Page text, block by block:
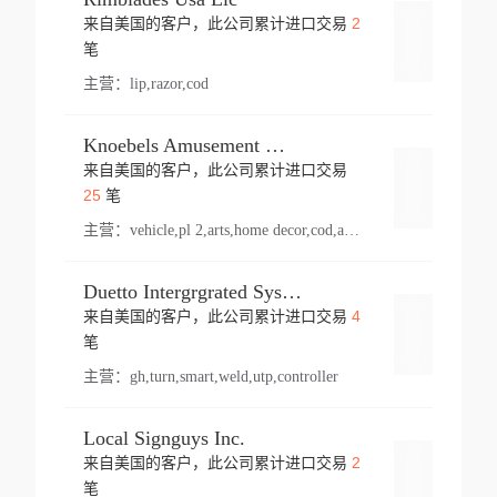
来自美国的客户，此公司累计进口交易 2
笔
主营： lip,razor,cod
Knoebels Amusement Resort
来自美国的客户，此公司累计进口交易
25笔
主营： vehicle,pl 2,arts,home decor,cod,amusement ride,sea
Duetto Intergrgrated Systems Inc.
来自美国的客户，此公司累计进口交易 4
笔
主营： gh,turn,smart,weld,utp,controller
Local Signguys Inc.
来自美国的客户，此公司累计进口交易 2
笔